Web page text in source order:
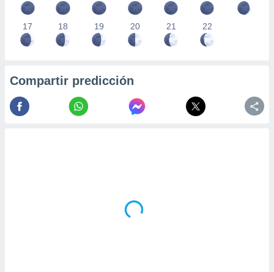
17 18 19 20 21 22
Compartir predicción